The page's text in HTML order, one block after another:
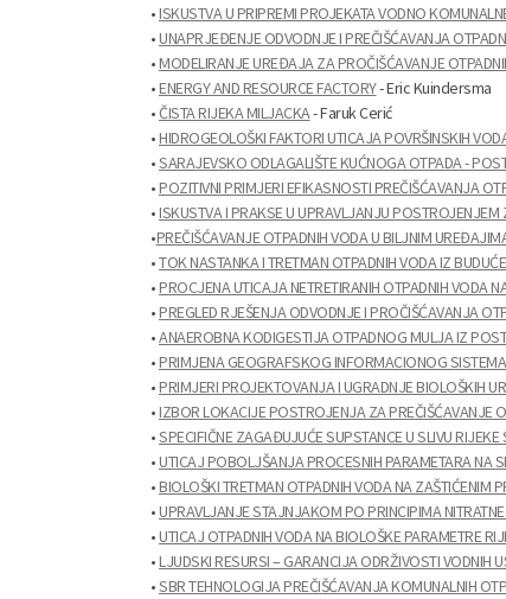
•ISKUSTVA U PRIPREMI PROJEKATA VODNO
•UNAPRJEĐENJE ODVODNJE I PREČIŠĆAVANJA
•MODELIRANJE UREĐAJA ZA PROČIŠĆAVANJE
•ENERGY AND RESOURCE FACTORY- Eric Kuindersma
•ČISTA RIJEKA MILJACKA- Faruk Cerić
•HIDROGEOLOŠKI FAKTORI UTICAJA POVRŠINSKIH
•SARAJEVSKO ODLAGALIŠTE KUĆNOGA OTPADA -
•POZITIVNI PRIMJERI EFIKASNOSTI PREČIŠĆAVANJA
•ISKUSTVA I PRAKSE U UPRAVLJANJU POSTROJENJEM
•PREČIŠĆAVANJE OTPADNIH VODA U BILJNIM
•TOK NASTANKA I TRETMAN OTPADNIH VODA IZ
•PROCJENA UTICAJA NETRETIRANIH OTPADNIH VODA
•PREGLED RJEŠENJA ODVODNJE I PROČIŠĆAVANJA
•ANAEROBNA KODIGESTIJA OTPADNOG MULJA IZ
•PRIMJENA GEOGRAFSKOG INFORMACIONOG
•PRIMJERI PROJEKTOVANJA I UGRADNJE BIOLOŠKIH
•IZBOR LOKACIJE POSTROJENJA ZA PREČIŠĆAVANJE
•SPECIFIČNE ZAGAĐUJUĆE SUPSTANCE U SLIVU
•UTICAJ POBOLJŠANJA PROCESNIH PARAMETARA NA
•BIOLOŠKI TRETMAN OTPADNIH VODA NA ZAŠTIĆENIM
•UPRAVLJANJE STAJNJAKOM PO PRINCIPIMA NITRATNE
•UTICAJ OTPADNIH VODA NA BIOLOŠKE PARAMETRE
•LJUDSKI RESURSI – GARANCIJA ODRŽIVOSTI VODNIH
•SBR TEHNOLOGIJA PREČIŠĆAVANJA KOMUNALNIH